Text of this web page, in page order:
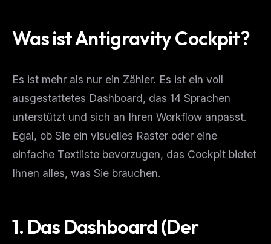
Was ist Antigravity Cockpit?
Es ist mehr als nur ein Zähler. Es ist ein voll
ausgestattetes Dashboard, das 14 Sprachen
unterstützt und sich an Ihren Workflow anpasst.
Egal, ob Sie ein visuelles Raster oder eine
einfache Textliste bevorzugen, das Cockpit bietet
Ihnen alles, was Sie brauchen.
1. Das Dashboard (Der